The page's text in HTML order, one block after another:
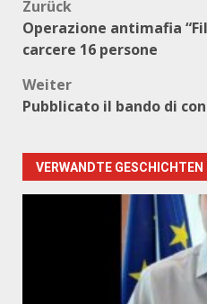
Zurück
Operazione antimafia
carcere 16 persone
Weiter
Pubblicato il bando di
VERWANDTE GESCHICHTEN